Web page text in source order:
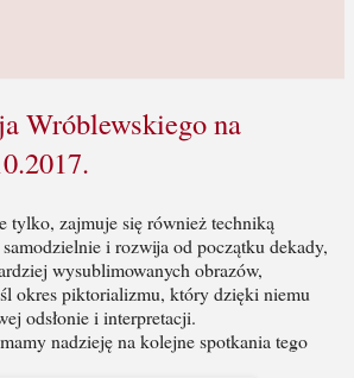
Wróblewskiego na
tylko, zajmuje się również techniką
samodzielnie i rozwija od początku dekady,
wysublimowanych obrazów,
okres piktorializmu, który dzięki niemu
odsłonie i interpretacji.
nadzieję na kolejne spotkania tego